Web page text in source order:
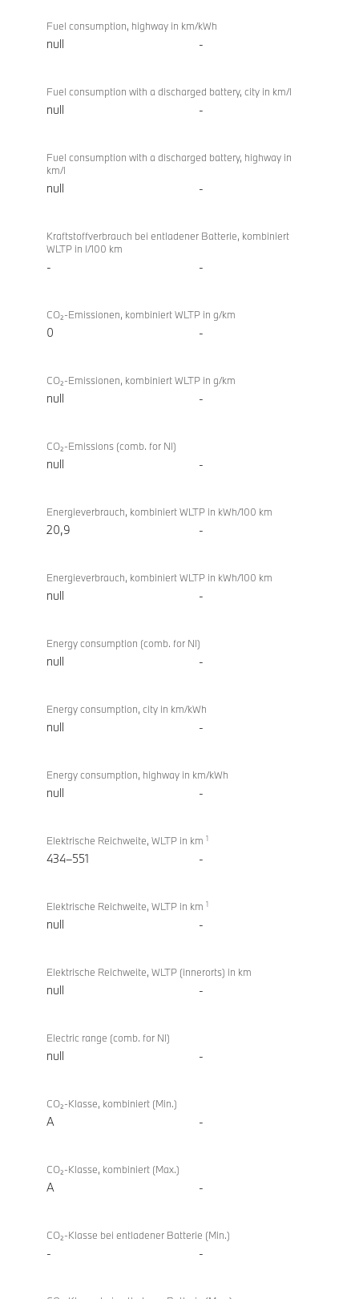
Fuel consumption, highway in km/kWh
null -
Fuel consumption with a discharged battery, city in km/l
null -
Fuel consumption with a discharged battery, highway in
km/l
null -
Kraftstoffverbrauch bei entladener Batterie, kombiniert
WLTP in l/100 km
- -
CO₂-Emissionen, kombiniert WLTP in g/km
0 -
CO₂-Emissionen, kombiniert WLTP in g/km
null -
CO₂-Emissions (comb. for NI)
null -
Energieverbrauch, kombiniert WLTP in kWh/100 km
20,9 -
Energieverbrauch, kombiniert WLTP in kWh/100 km
null -
Energy consumption (comb. for NI)
null -
Energy consumption, city in km/kWh
null -
Energy consumption, highway in km/kWh
null -
Elektrische Reichweite, WLTP in km 1
434–551 -
Elektrische Reichweite, WLTP in km 1
null -
Elektrische Reichweite, WLTP (innerorts) in km
null -
Electric range (comb. for NI)
null -
CO₂-Klasse, kombiniert (Min.)
A -
CO₂-Klasse, kombiniert (Max.)
A -
CO₂-Klasse bei entladener Batterie (Min.)
- -